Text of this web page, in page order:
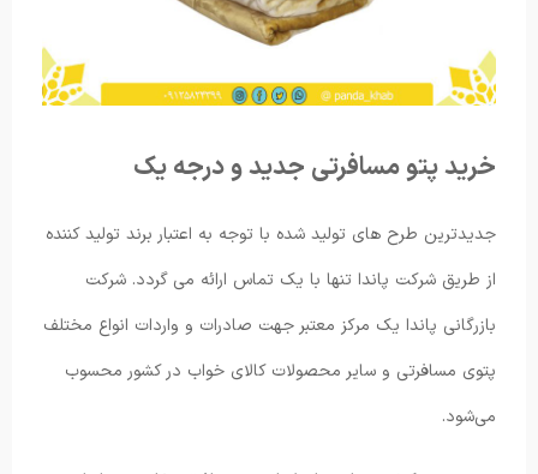
خرید پتو مسافرتی جدید و درجه یک
جدیدترین طرح های تولید شده با توجه به اعتبار برند تولید کننده
از طریق شرکت پاندا تنها با یک تماس ارائه می گردد. شرکت
بازرگانی پاندا یک مرکز معتبر جهت صادرات و واردات انواع مختلف
پتوی مسافرتی و سایر محصولات کالای خواب در کشور محسوب
می‌شود.